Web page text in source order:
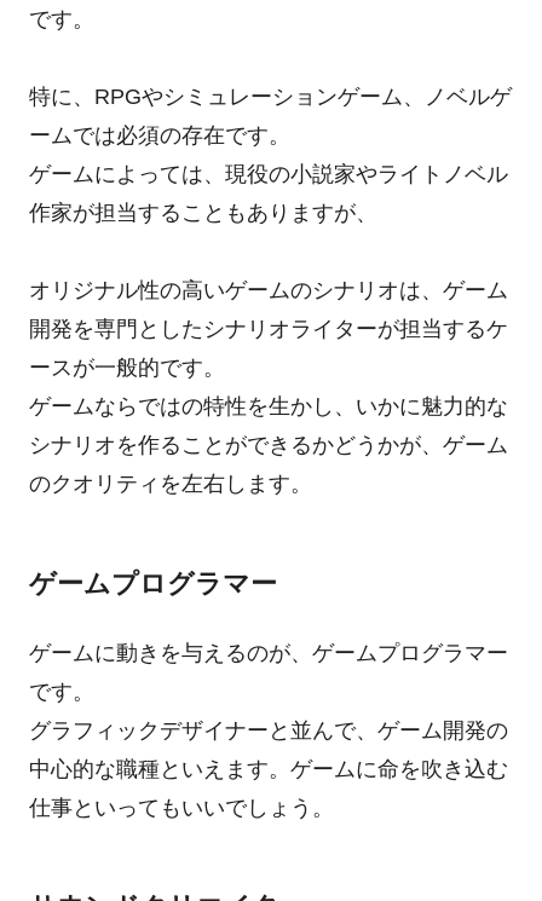
です。
特に、RPGやシミュレーションゲーム、ノベルゲ
ームでは必須の存在です。
ゲームによっては、現役の小説家やライトノベル
作家が担当することもありますが、
オリジナル性の高いゲームのシナリオは、ゲーム
開発を専門としたシナリオライターが担当するケ
ースが一般的です。
ゲームならではの特性を生かし、いかに魅力的な
シナリオを作ることができるかどうかが、ゲーム
のクオリティを左右します。
ゲームプログラマー
ゲームに動きを与えるのが、ゲームプログラマー
です。
グラフィックデザイナーと並んで、ゲーム開発の
中心的な職種といえます。ゲームに命を吹き込む
仕事といってもいいでしょう。